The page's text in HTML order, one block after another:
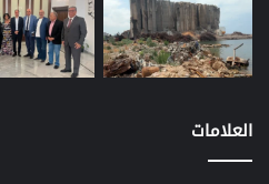
موازنة
نفط
اتصالات
العلامات